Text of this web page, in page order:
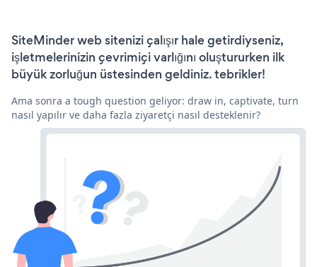
SiteMinder web sitenizi çalışır hale getirdiyseniz,
işletmelerinizin çevrimiçi varlığını oluştururken ilk
büyük zorluğun üstesinden geldiniz. tebrikler!
Ama sonra a tough question geliyor: draw in, captivate, turn
nasıl yapılır ve daha fazla ziyaretçi nasıl desteklenir?